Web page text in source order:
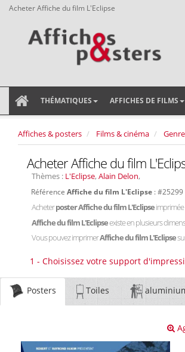
Acheter Affiche du film L'Eclipse
THÉMATIQUES AFFICHES DE FILMS
Affiches & posters Films & cinéma Genre
Acheter Affiche du film
Thèmes : L'Eclipse, Alain Delon,
Référence Affiche du film L'Eclipse : #25299
Acheterposter Affiche du film L'Eclipse
Affiche du film L'Eclipseexiste en plusieurs
Vous pouvez imprimerAffiche du film L'Eclipse
1 - Choisissez votre support
Posters Toiles